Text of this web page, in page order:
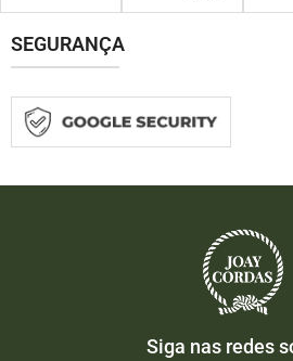
SEGURANÇA
Siga nas redes